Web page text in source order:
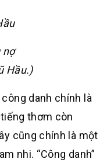
nợ
Hầu.)
danh chính là
thơm còn
cũng chính là một
nhi. “Công danh”